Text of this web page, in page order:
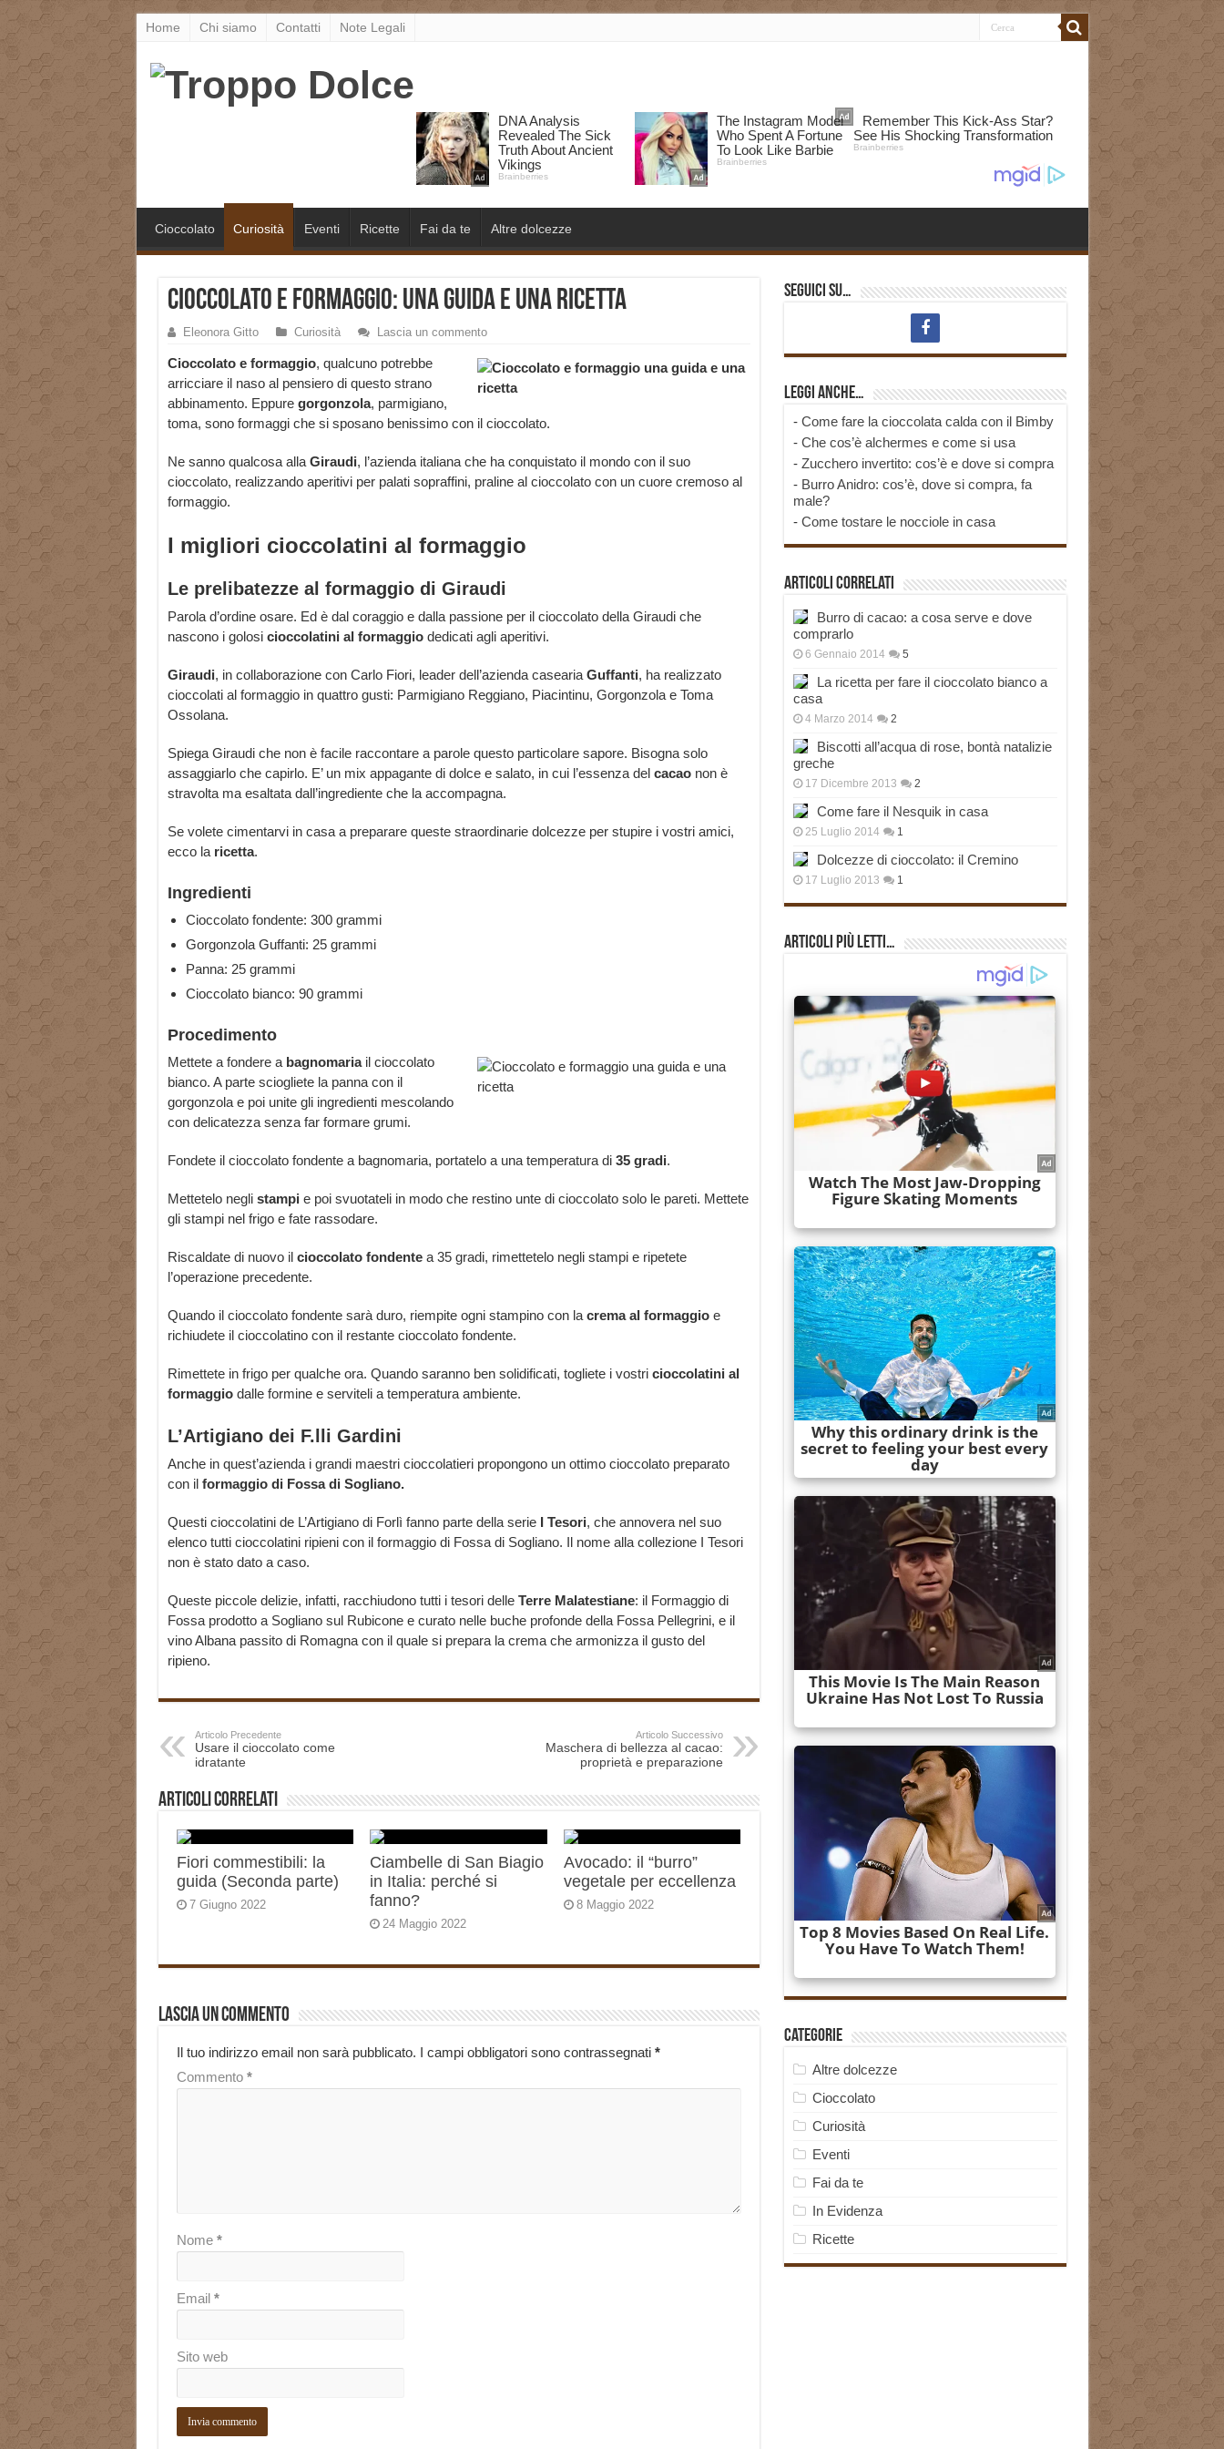
Home Chi siamo Contatti Note Legali
Cioccolato Curiosità Eventi Ricette Fai da te Altre dolcezze
Cioccolato e formaggio: una guida e una ricetta
Eleonora Gitto Curiosità Lascia un commento
Cioccolato e formaggio, qualcuno potrebbe
arricciare il naso al pensiero di questo strano
abbinamento. Eppure gorgonzola, parmigiano,
toma, sono formaggi che si sposano benissimo con il cioccolato.
Ne sanno qualcosa alla Giraudi, l’azienda italiana che ha conquistato il mondo con il suo
cioccolato, realizzando aperitivi per palati sopraffini, praline al cioccolato con un cuore cremoso al
formaggio.
I migliori cioccolatini al formaggio
Le prelibatezze al formaggio di Giraudi
Parola d’ordine osare. Ed è dal coraggio e dalla passione per il cioccolato della Giraudi che
nascono i golosi cioccolatini al formaggiodedicati agli aperitivi.
Giraudi, in collaborazione con Carlo Fiori, leader dell’azienda casearia Guffanti, ha realizzato
cioccolati al formaggio in quattro gusti: Parmigiano Reggiano, Piacintinu, Gorgonzola e Toma
Ossolana.
Spiega Giraudi che non è facile raccontare a parole questo particolare sapore. Bisogna solo
assaggiarlo che capirlo. E’ un mix appagante di dolce e salato, in cui l’essenza delcacaonon è
stravolta ma esaltata dall’ingrediente che la accompagna.
Se volete cimentarvi in casa a preparare queste straordinarie dolcezze per stupire i vostri amici,
ecco laricetta.
Ingredienti
Cioccolato fondente: 300 grammi
Gorgonzola Guffanti: 25 grammi
Panna: 25 grammi
Cioccolato bianco: 90 grammi
Procedimento
Mettete a fondere a bagnomariail cioccolato
bianco. A parte sciogliete la panna con il
gorgonzola e poi unite gli ingredienti mescolando
con delicatezza senza far formare grumi.
Fondete il cioccolato fondente a bagnomaria, portatelo a una temperatura di 35 gradi.
Mettetelo negli stampi e poi svuotateli in modo che restino unte di cioccolato solo le pareti. Mettete
gli stampi nel frigo e fate rassodare.
Riscaldate di nuovo ilcioccolato fondentea 35 gradi, rimettetelo negli stampi e ripetete
l’operazione precedente.
Quando il cioccolato fondente sarà duro, riempite ogni stampino con lacrema al formaggioe
richiudete il cioccolatino con il restante cioccolato fondente.
Rimettete in frigo per qualche ora. Quando saranno ben solidificati, togliete i vostri cioccolatini al
formaggiodalle formine e serviteli a temperatura ambiente.
L’Artigiano dei F.lli Gardini
Anche in quest’azienda i grandi maestri cioccolatieri propongono un ottimo cioccolato preparato
con il formaggio di Fossa di Sogliano.
Questi cioccolatini de L’Artigiano di Forlì fanno parte della serie I Tesori, che annovera nel suo
elenco tutti cioccolatini ripieni con il formaggio di Fossa di Sogliano. Il nome alla collezione I Tesori
non è stato dato a caso.
Queste piccole delizie, infatti, racchiudono tutti i tesori delle Terre Malatestiane: il Formaggio di
Fossa prodotto a Sogliano sul Rubicone e curato nelle buche profonde della Fossa Pellegrini, e il
vino Albana passito di Romagna con il quale si prepara la crema che armonizza il gusto del
ripieno.
Articolo Precedente
Usare il cioccolato come
idratante
Articolo Successivo
Maschera di bellezza al cacao:
proprietà e preparazione
Articoli correlati
Fiori commestibili: la
guida (Seconda parte)
7 Giugno 2022
Ciambelle di San Biagio
in Italia: perché si
fanno?
24 Maggio 2022
Avocado: il “burro”
vegetale per eccellenza
8 Maggio 2022
Lascia un commento
Il tuo indirizzo email non sarà pubblicato. I campi obbligatori sono contrassegnati *
Commento *
Nome *
Email *
Sito web
Seguici su…
Leggi anche…
- Come fare la cioccolata calda con il Bimby
- Che cos’è alchermes e come si usa
- Zucchero invertito: cos’è e dove si compra
- Burro Anidro: cos’è, dove si compra, fa
male?
- Come tostare le nocciole in casa
Articoli correlati
Burro di cacao: a cosa serve e dove
comprarlo
6 Gennaio 2014 5
La ricetta per fare il cioccolato bianco a
casa
4 Marzo 2014 2
Biscotti all’acqua di rose, bontà natalizie
greche
17 Dicembre 2013 2
Come fare il Nesquik in casa
25 Luglio 2014 1
Dolcezze di cioccolato: il Cremino
17 Luglio 2013 1
Articoli più Letti…
Categorie
Altre dolcezze
Cioccolato
Curiosità
Eventi
Fai da te
In Evidenza
Ricette